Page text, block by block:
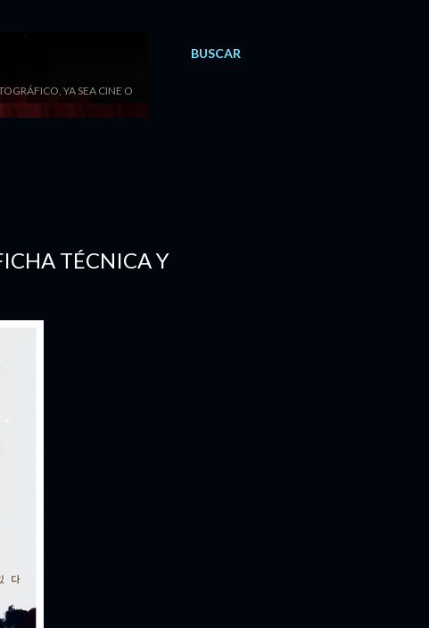
BUSCAR
YA SEA CINE O
TÉCNICA Y